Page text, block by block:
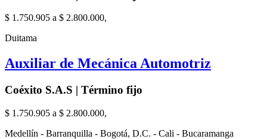
$ 1.750.905 a $ 2.800.000,
Duitama
Auxiliar de Mecánica Automotriz
Coéxito S.A.S | Término fijo
$ 1.750.905 a $ 2.800.000,
Medellín - Barranquilla - Bogotá, D.C. - Cali - Bucaramanga